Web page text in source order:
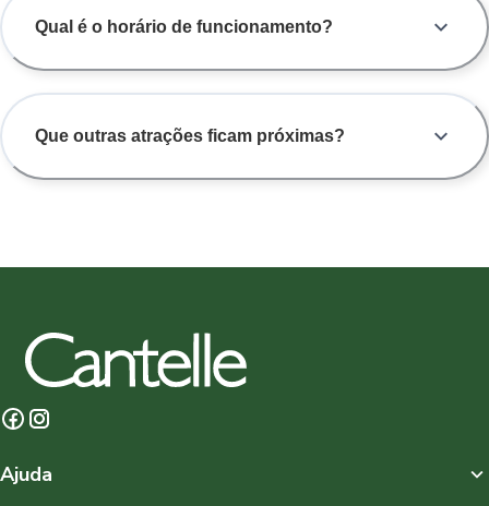
Qual é o horário de funcionamento?
Que outras atrações ficam próximas?
Ajuda